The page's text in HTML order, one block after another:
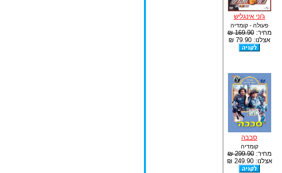
ג'וני אינגליש
פעולה - קומדיה
מחיר:169.90 ₪
אצלנו: 79.90 ₪
סבבה
קומדיה
מחיר:299.90 ₪
אצלנו: 249.90 ₪